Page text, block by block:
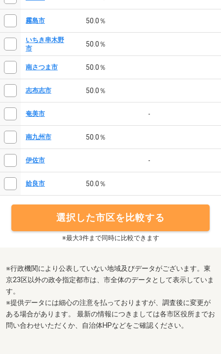
霧島市 50.0％
いちき串木野
市
50.0％
南さつま市 50.0％
志布志市 50.0％
奄美市 -
南九州市 50.0％
伊佐市 -
姶良市 50.0％
選択した市区を比較する
※最大3件まで同時に比較できます
※行政機関により公表していない地域及びデータがございます。東
京23区以外の政令指定都市は、市全体のデータとして表示していま
す。
※提供データには細心の注意を払っておりますが、調査後に変更が
ある場合があります。 最新の情報につきましては各市区役所までお
問い合わせいただくか、自治体HPなどをご確認ください。